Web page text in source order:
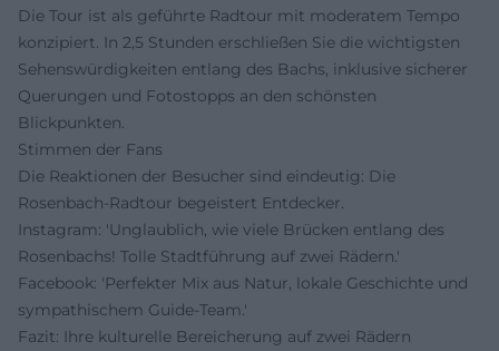
Die Tour ist als geführte Radtour mit moderatem Tempo
konzipiert. In 2,5 Stunden erschließen Sie die wichtigsten
Sehenswürdigkeiten entlang des Bachs, inklusive sicherer
Querungen und Fotostopps an den schönsten
Blickpunkten.
Stimmen der Fans
Die Reaktionen der Besucher sind eindeutig: Die
Rosenbach-Radtour begeistert Entdecker.
Instagram: 'Unglaublich, wie viele Brücken entlang des
Rosenbachs! Tolle Stadtführung auf zwei Rädern.'
Facebook: 'Perfekter Mix aus Natur, lokale Geschichte und
sympathischem Guide-Team.'
Fazit: Ihre kulturelle Bereicherung auf zwei Rädern